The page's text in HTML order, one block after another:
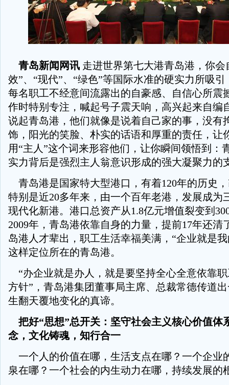
青岛新闻网讯 走进世界第七大港青岛港，你会
效”、“现代”、“绿色”等国际水准的硬实力所吸
每名职工不经意间流露出的自豪感、自信心所震
作时特别专注，喊起号子震天响，高兴起来自编
说起青岛港，他们就像是说着自己家的事，没有
饰，阳光的笑脸、朴实的话语和厚重的责任，让
用“主人”这个词来形容他们，让你瞬间领悟到：
实力背后是强烈主人翁意识形成的强大凝聚力的
青岛港是国家特大型港口，有着120年的历史
特别是近20多年来，由一个百年老港，发展成为
现代化新港。港口总资产从1.8亿元增值裂变到
2009年，青岛港依靠自身的力量，提前17年还清
岛港人才辈出，职工生活幸福美满，“企业就是
这样定位所在的青岛港。
“办企业就是办人，就是要坚持全心全意依靠
方针”，青岛港集团董事局主席、总裁常德传道
生翻天覆地变化的真谛。
把好“思想”总开关：坚守社会主义核心价值体
念，文化铸魂，知行合一
一个人的价值在哪，生活支点在哪？一个企业
泉在哪？一个社会的内生动力在哪，持续发展的